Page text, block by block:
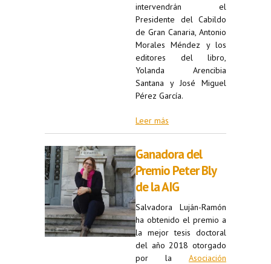
intervendrán el
Presidente del Cabildo
de Gran Canaria, Antonio
Morales Méndez y los
editores del libro,
Yolanda Arencibia
Santana y José Miguel
Pérez García.
Leer más
Ganadora del
Premio Peter Bly
de la AIG
Salvadora Luján-Ramón
ha obtenido el premio a
la mejor tesis doctoral
del año 2018 otorgado
por la Asociación